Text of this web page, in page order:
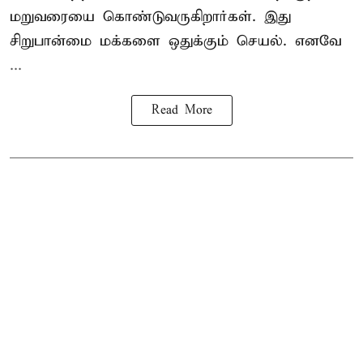
மறுவரையை கொண்டுவருகிறார்கள். இது
சிறுபான்மை மக்களை ஒதுக்கும் செயல். எனவே
...
Read More